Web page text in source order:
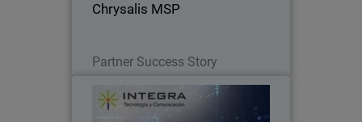
Chrysalis MSP
Partner Success Story
Integra TyC